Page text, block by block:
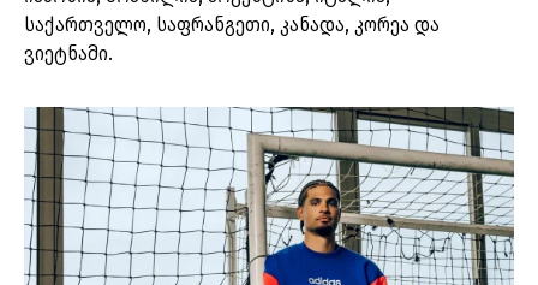
საქართველო, საფრანგეთი, კანადა, კორეა და
ვიეტნამი.